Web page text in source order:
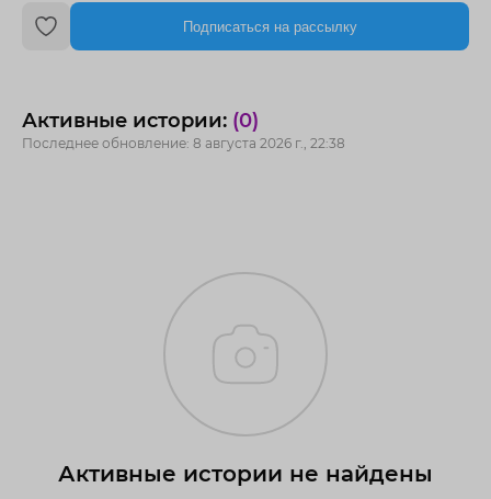
Подписаться на рассылку
Активные истории: (0)
Последнее обновление: 8 августа 2026 г., 22:38
Активные истории не найдены